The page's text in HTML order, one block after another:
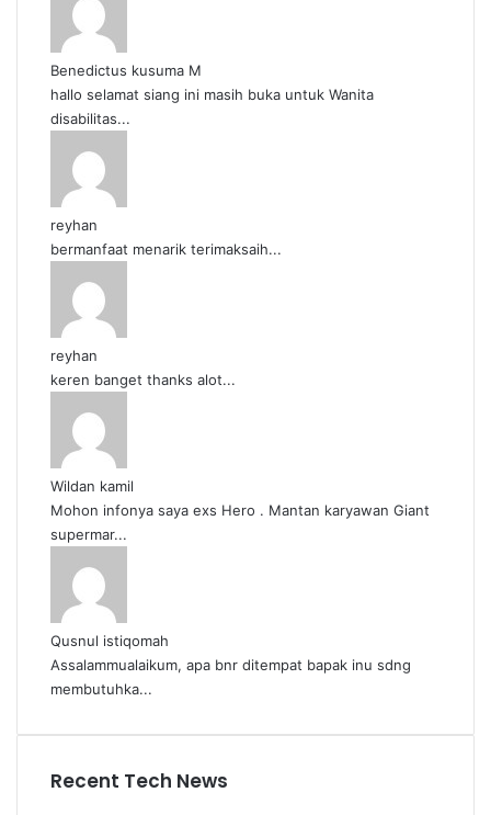
Benedictus kusuma M
hallo selamat siang ini masih buka untuk Wanita
disabilitas...
reyhan
bermanfaat menarik terimaksaih...
reyhan
keren banget thanks alot...
Wildan kamil
Mohon infonya saya exs Hero . Mantan karyawan Giant
supermar...
Qusnul istiqomah
Assalammualaikum, apa bnr ditempat bapak inu sdng
membutuhka...
Recent Tech News